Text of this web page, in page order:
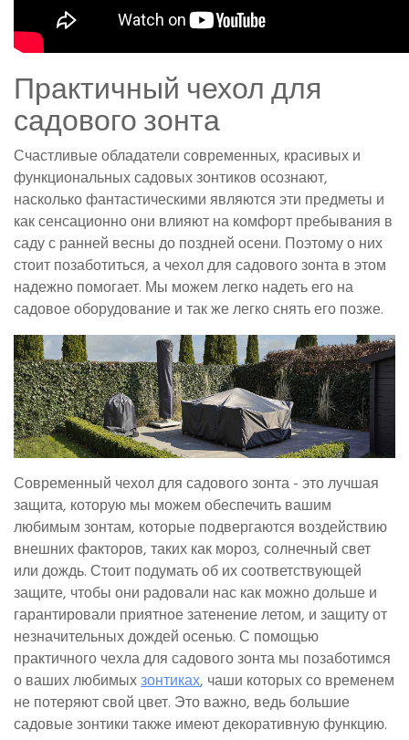
Практичный чехол для
садового зонта
Счастливые обладатели современных, красивых и
функциональных садовых зонтиков осознают,
насколько фантастическими являются эти предметы и
как сенсационно они влияют на комфорт пребывания в
саду с ранней весны до поздней осени. Поэтому о них
стоит позаботиться, а чехол для садового зонта в этом
надежно помогает. Мы можем легко надеть его на
садовое оборудование и так же легко снять его позже.
Современный чехол для садового зонта - это лучшая
защита, которую мы можем обеспечить вашим
любимым зонтам, которые подвергаются воздействию
внешних факторов, таких как мороз, солнечный свет
или дождь. Стоит подумать об их соответствующей
защите, чтобы они радовали нас как можно дольше и
гарантировали приятное затенение летом, и защиту от
незначительных дождей осенью. С помощью
практичного чехла для садового зонта мы позаботимся
о ваших любимыхзонтиках, чаши которых со временем
не потеряют свой цвет. Это важно, ведь большие
садовые зонтики также имеют декоративную функцию.